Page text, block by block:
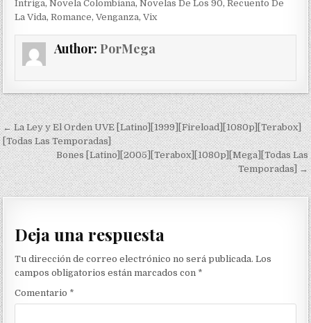
Intriga,Novela Colombiana,Novelas De Los 90,Recuento De
La Vida,Romance,Venganza,Vix
Author: PorMega
Navegación de entradas
← La Ley y El Orden UVE [Latino][1999][Fireload][1080p][Terabox]
[Todas Las Temporadas]
Bones [Latino][2005][Terabox][1080p][Mega][Todas Las
Temporadas] →
Deja una respuesta
Tu dirección de correo electrónico no será publicada. Los
campos obligatorios están marcados con *
Comentario *